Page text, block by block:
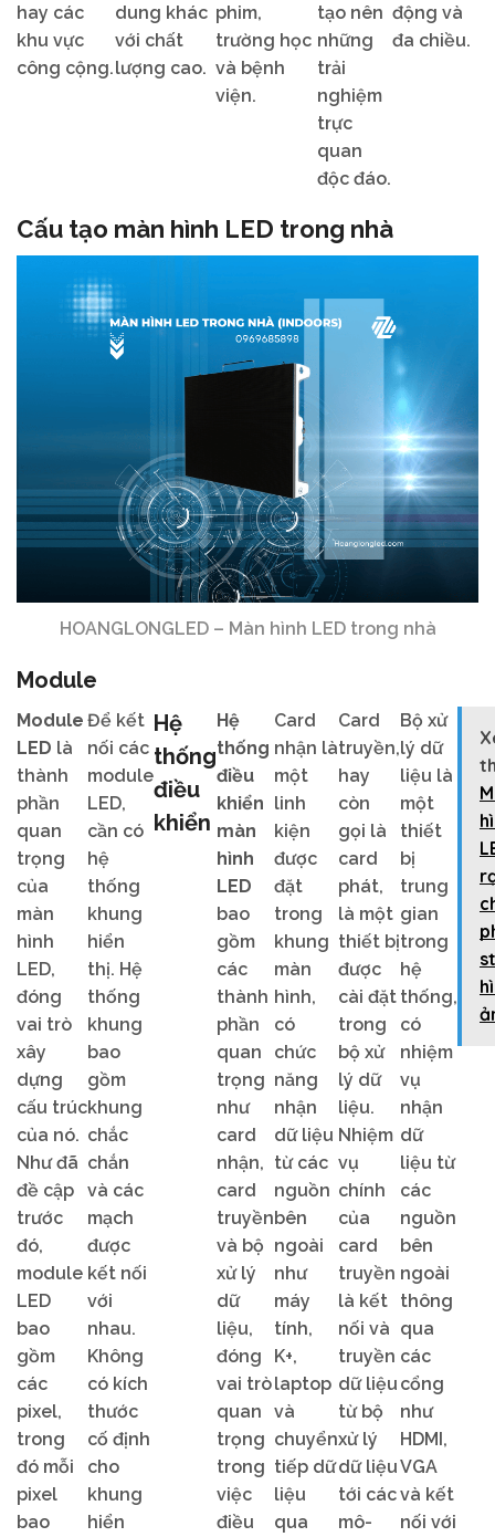
hay các
khu vực
công cộng.
dung khác
với chất
lượng cao.
phim,
trường học
và bệnh
viện.
tạo nên
những
trải
nghiệm
trực
quan
độc đáo.
động và
đa chiều.
Cấu tạo màn hình LED trong nhà
HOANGLONGLED – Màn hình LED trong nhà
Module
Module
LED là
thành
phần
quan
trọng
của
màn
hình
LED,
đóng
vai trò
xây
dựng
cấu trúc
của nó.
Như đã
đề cập
trước
đó,
module
LED
bao
gồm
các
pixel,
trong
đó mỗi
pixel
bao
Để kết
nối các
module
LED,
cần có
hệ
thống
khung
hiển
thị. Hệ
thống
khung
bao
gồm
khung
chắc
chắn
và các
mạch
được
kết nối
với
nhau.
Không
có kích
thước
cố định
cho
khung
hiển
Hệ
thống
điều
khiển
Hệ
thống
điều
khiển
màn
hình
LED
bao
gồm
các
thành
phần
quan
trọng
như
card
nhận,
card
truyền
và bộ
xử lý
dữ
liệu,
đóng
vai trò
quan
trọng
trong
việc
điều
Card
nhận là
một
linh
kiện
được
đặt
trong
khung
màn
hình,
có
chức
năng
nhận
dữ liệu
từ các
nguồn
bên
ngoài
như
máy
tính,
K+,
laptop
và
chuyển
tiếp dữ
liệu
qua
Card
truyền,
hay
còn
gọi là
card
phát,
là một
thiết bị
được
cài đặt
trong
bộ xử
lý dữ
liệu.
Nhiệm
vụ
chính
của
card
truyền
là kết
nối và
truyền
dữ liệu
từ bộ
xử lý
dữ liệu
tới các
mô-
Bộ xử
lý dữ
liệu là
một
thiết
bị
trung
gian
trong
hệ
thống,
có
nhiệm
vụ
nhận
dữ
liệu từ
các
nguồn
bên
ngoài
thông
qua
các
cổng
như
HDMI,
VGA
và kết
nối với